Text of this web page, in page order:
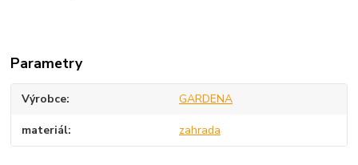
Parametry
Výrobce GARDENA
materiál zahrada